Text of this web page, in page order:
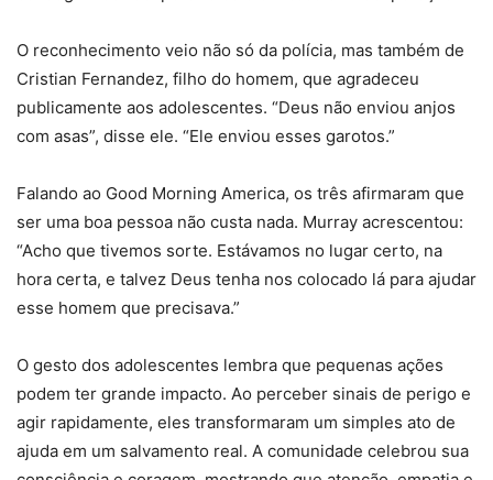
O reconhecimento veio não só da polícia, mas também de
Cristian Fernandez, filho do homem, que agradeceu
publicamente aos adolescentes. “Deus não enviou anjos
com asas”, disse ele. “Ele enviou esses garotos.”
Falando ao Good Morning America, os três afirmaram que
ser uma boa pessoa não custa nada. Murray acrescentou:
“Acho que tivemos sorte. Estávamos no lugar certo, na
hora certa, e talvez Deus tenha nos colocado lá para ajudar
esse homem que precisava.”
O gesto dos adolescentes lembra que pequenas ações
podem ter grande impacto. Ao perceber sinais de perigo e
agir rapidamente, eles transformaram um simples ato de
ajuda em um salvamento real. A comunidade celebrou sua